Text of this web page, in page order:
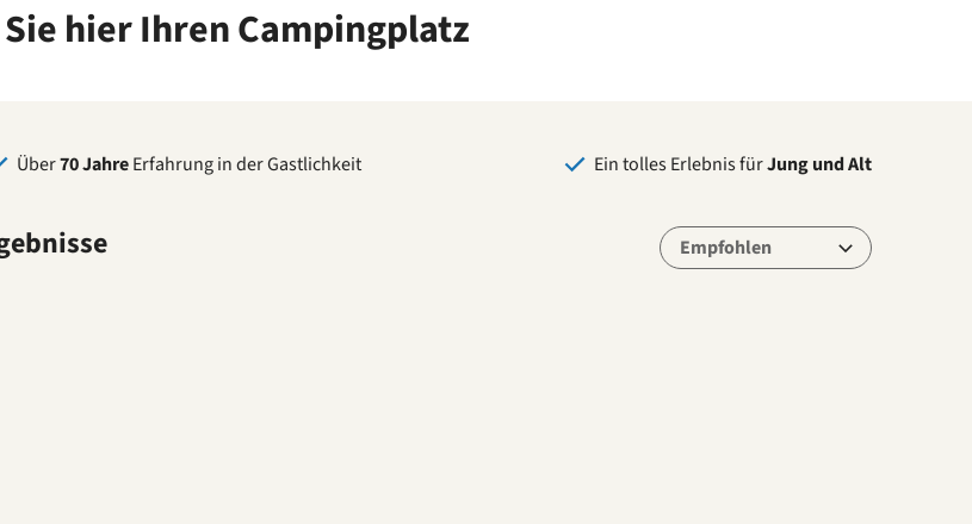
hier Ihren Campingplatz
Über70 JahreErfahrung in der Gastlichkeit Ein tolles Erlebnis fürJung und Alt